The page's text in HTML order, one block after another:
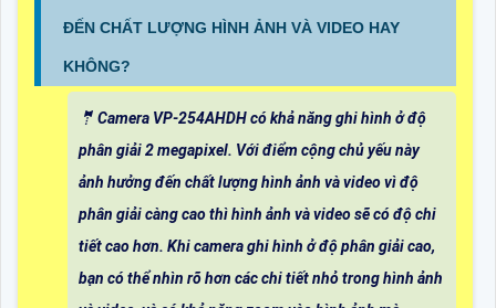
ĐẾN CHẤT LƯỢNG HÌNH ẢNH VÀ VIDEO HAY
KHÔNG?
🤵 Camera VP-254AHDH có khả năng ghi hình ở độ
phân giải 2 megapixel. Với điểm cộng chủ yếu này
ảnh hưởng đến chất lượng hình ảnh và video vì độ
phân giải càng cao thì hình ảnh và video sẽ có độ chi
tiết cao hơn. Khi camera ghi hình ở độ phân giải cao,
bạn có thể nhìn rõ hơn các chi tiết nhỏ trong hình ảnh